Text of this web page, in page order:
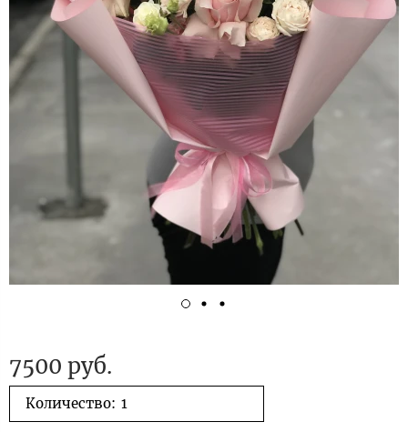
7500 руб.
Количество: